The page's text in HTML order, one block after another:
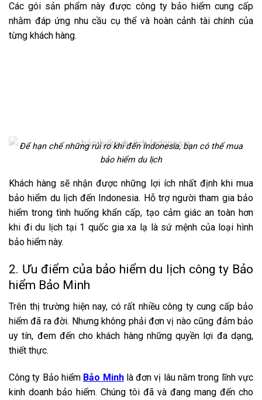
Các gói sản phẩm này được công ty bảo hiểm cung cấp
nhằm đáp ứng nhu cầu cụ thể và hoàn cảnh tài chính của
từng khách hàng.
Để hạn chế những rủi ro khi đến Indonesia, bạn có thể mua
bảo hiểm du lịch
Khách hàng sẽ nhận được những lợi ích nhất định khi mua
bảo hiểm du lịch đến Indonesia. Hỗ trợ người tham gia bảo
hiểm trong tình huống khẩn cấp, tạo cảm giác an toàn hơn
khi đi du lịch tại 1 quốc gia xa lạ là sứ mệnh của loại hình
bảo hiểm này.
2. Ưu điểm của bảo hiểm du lịch công ty Bảo
hiểm Bảo Minh
Trên thị trường hiện nay, có rất nhiều công ty cung cấp bảo
hiểm đã ra đời. Nhưng không phải đơn vị nào cũng đảm bảo
uy tín, đem đến cho khách hàng những quyền lợi đa dạng,
thiết thực.
Công ty Bảo hiểm Bảo Minhlà đơn vị lâu năm trong lĩnh vực
kinh doanh bảo hiểm. Chúng tôi đã và đang mang đến cho